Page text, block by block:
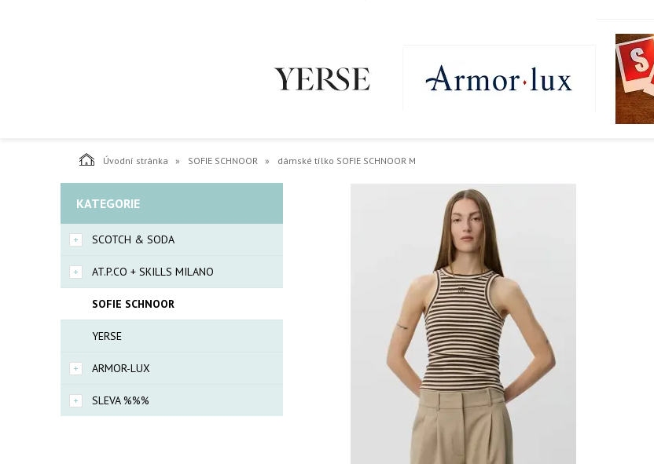
Úvodní stránka SOFIE SCHNOOR dámské tílko SOFIE SCHNOOR M
KATEGORIE
SCOTCH & SODA
AT.P.CO + SKILLS MILANO
SOFIE SCHNOOR
YERSE
ARMOR-LUX
SLEVA %%%